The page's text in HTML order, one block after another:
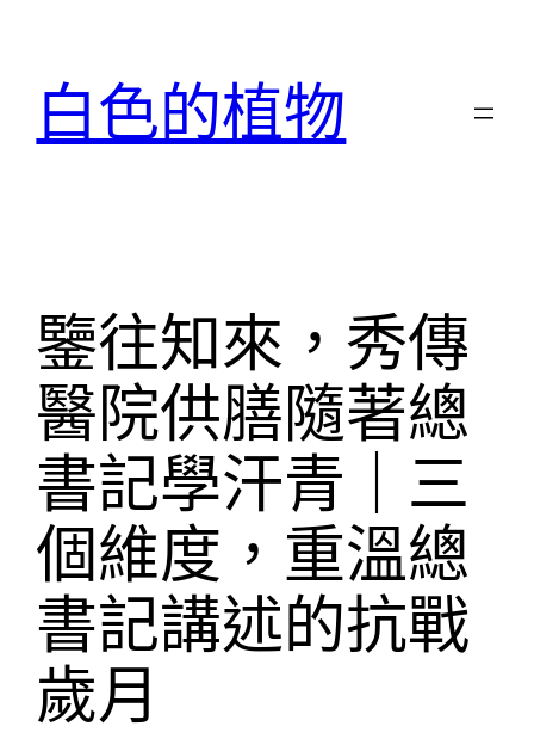
白色的植物
鑒往知來，秀傳
醫院供膳隨著總
書記學汗青｜三
個維度，重溫總
書記講述的抗戰
歲月